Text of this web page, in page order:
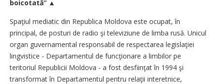
boicotată“ ▲
Spaţiul mediatic din Republica Moldova este ocupat, în
principal, de posturi de radio şi televiziune de limba rusă. Unicul
organ guvernamental responsabil de respectarea legislaţiei
lingvistice - Departamentul de funcţionare a limbilor pe
teritoriul Republicii Moldova - a fost desfiinţat în 1994 şi
transformat în Departamentul pentru relaţii interetnice,